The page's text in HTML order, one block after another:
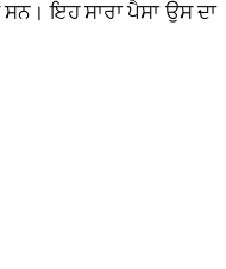
ਇਹ ਸਾਰਾ ਪੈਸਾ ਉਸ ਦਾ